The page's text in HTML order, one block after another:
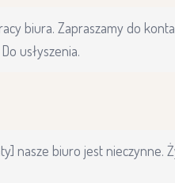
biura. Zapraszamy do
usłyszenia.
nasze biuro jest nieczynne.